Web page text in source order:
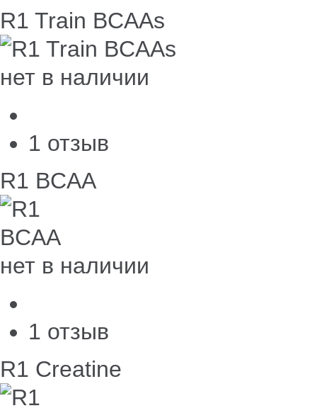
R1 Train BCAAs
нет в наличии
1 отзыв
R1 BCAA
нет в наличии
1 отзыв
R1 Creatine